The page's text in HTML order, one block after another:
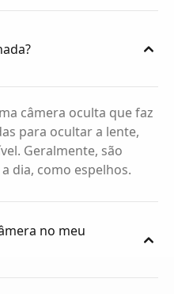
câmera oculta que faz
para ocultar a lente,
Geralmente, são
dia, como espelhos.
no meu